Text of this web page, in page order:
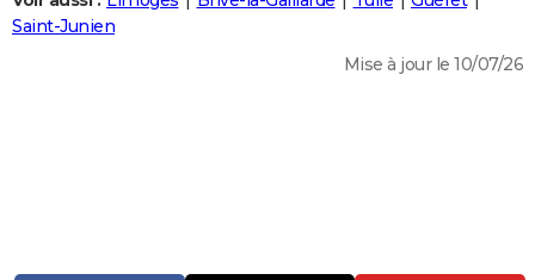
Destinations
City break
Voyage nature
Voyage de noces
Forum
Climat
+
PHOTO
PROGRAMME TV
Saint-Junien
Mise à jour le 10/07/26